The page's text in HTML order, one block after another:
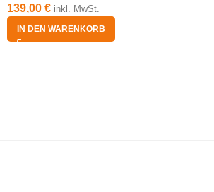
139,00 € inkl. MwSt.
IN DEN WARENKORB